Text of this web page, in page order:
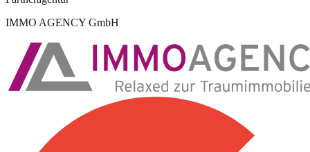
IMMO AGENCY GmbH